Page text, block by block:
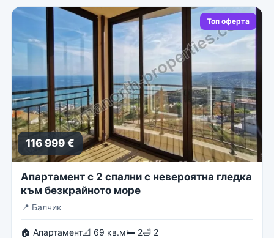
Топ оферта
116 999 €
Апартамент с 2 спални с невероятна гледка
към безкрайното море
📍 Балчик
🏠 Апартамент📐 69 кв.м🛏 2🛁 2